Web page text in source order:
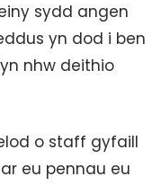
sydd angen
yn dod i ben
nhw deithio
o staff gyfaill
eu pennau eu